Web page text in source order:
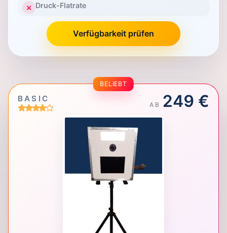
✕ Druck-Flatrate
Verfügbarkeit prüfen
BELIEBT
BASIC
AB 249 €